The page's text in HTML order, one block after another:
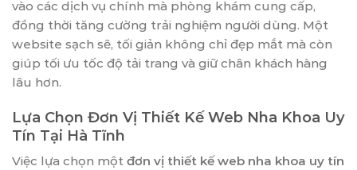
vào các dịch vụ chính mà phòng khám cung cấp,
đồng thời tăng cường trải nghiệm người dùng. Một
website sạch sẽ, tối giản không chỉ đẹp mắt mà còn
giúp tối ưu tốc độ tải trang và giữ chân khách hàng
lâu hơn.
Lựa Chọn Đơn Vị Thiết Kế Web Nha Khoa Uy
Tín Tại Hà Tĩnh
Việc lựa chọn một đơn vị thiết kế web nha khoa uy tín